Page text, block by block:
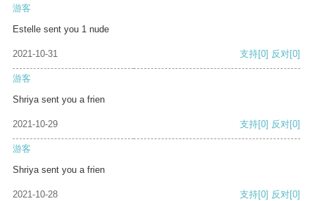
游客
Estelle sent you 1 nude
2021-10-31 支持[0] 反对[0]
游客
Shriya sent you a frien
2021-10-29 支持[0] 反对[0]
游客
Shriya sent you a frien
2021-10-28 支持[0] 反对[0]